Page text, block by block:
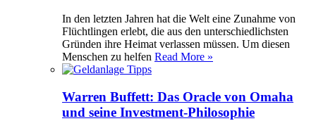
In den letzten Jahren hat die Welt eine Zunahme von
Flüchtlingen erlebt, die aus den unterschiedlichsten
Gründen ihre Heimat verlassen müssen. Um diesen
Menschen zu helfen Read More »
Warren Buffett: Das Oracle von Omaha
und seine Investment-Philosophie